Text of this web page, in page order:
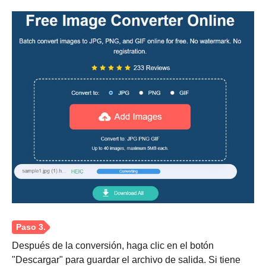
Paso 2.
Después de la conversión, haga clic en el botón
"Descargar" para guardar el archivo de salida. Si tiene